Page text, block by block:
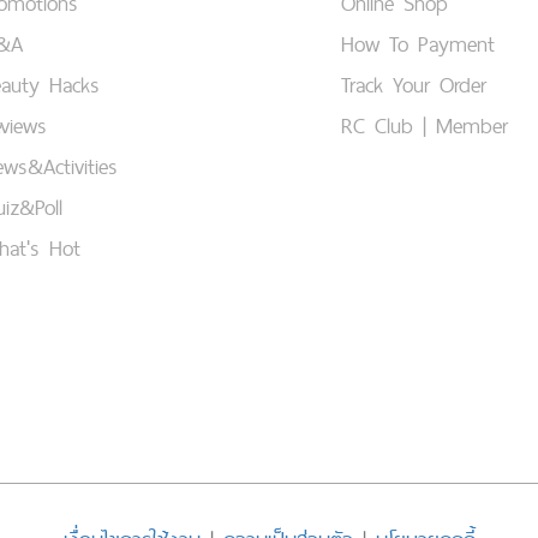
Hacks
Hot
How To Payment
Track Your Order
RC Club | Member